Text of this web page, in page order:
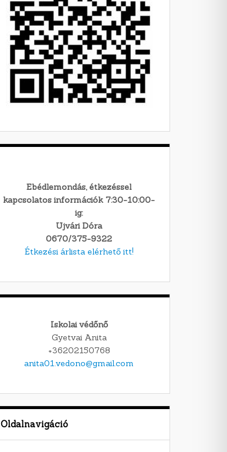
Ebédlemondás, étkezéssel
kapcsolatos információk 7:30-10:00-
ig:
Ujvári Dóra
0670/375-9322
Étkezési árlista elérhető itt!
Iskolai védőnő
Gyetvai Anita
+36202150768
anita01.vedono@gmail.com
Oldalnavigáció